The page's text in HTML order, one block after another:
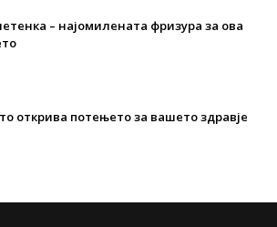
– најомилената фризура за ова
открива потењето за вашето здравје